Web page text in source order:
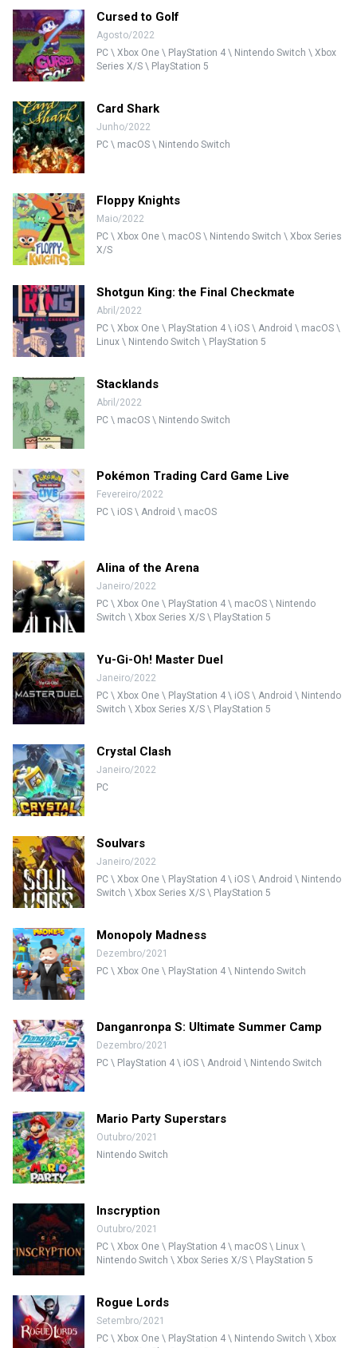
Cursed to Golf
Agosto/2022
PC \ Xbox One \ PlayStation 4 \ Nintendo Switch \ Xbox
Series X/S \ PlayStation 5
Card Shark
Junho/2022
PC \ macOS \ Nintendo Switch
Floppy Knights
Maio/2022
PC \ Xbox One \ macOS \ Nintendo Switch \ Xbox Series
X/S
Shotgun King: the Final Checkmate
Abril/2022
PC \ Xbox One \ PlayStation 4 \ iOS \ Android \ macOS \
Linux \ Nintendo Switch \ PlayStation 5
Stacklands
Abril/2022
PC \ macOS \ Nintendo Switch
Pokémon Trading Card Game Live
Fevereiro/2022
PC \ iOS \ Android \ macOS
Alina of the Arena
Janeiro/2022
PC \ Xbox One \ PlayStation 4 \ macOS \ Nintendo
Switch \ Xbox Series X/S \ PlayStation 5
Yu-Gi-Oh! Master Duel
Janeiro/2022
PC \ Xbox One \ PlayStation 4 \ iOS \ Android \ Nintendo
Switch \ Xbox Series X/S \ PlayStation 5
Crystal Clash
Janeiro/2022
PC
Soulvars
Janeiro/2022
PC \ Xbox One \ PlayStation 4 \ iOS \ Android \ Nintendo
Switch \ Xbox Series X/S \ PlayStation 5
Monopoly Madness
Dezembro/2021
PC \ Xbox One \ PlayStation 4 \ Nintendo Switch
Danganronpa S: Ultimate Summer Camp
Dezembro/2021
PC \ PlayStation 4 \ iOS \ Android \ Nintendo Switch
Mario Party Superstars
Outubro/2021
Nintendo Switch
Inscryption
Outubro/2021
PC \ Xbox One \ PlayStation 4 \ macOS \ Linux \
Nintendo Switch \ Xbox Series X/S \ PlayStation 5
Rogue Lords
Setembro/2021
PC \ Xbox One \ PlayStation 4 \ Nintendo Switch \ Xbox